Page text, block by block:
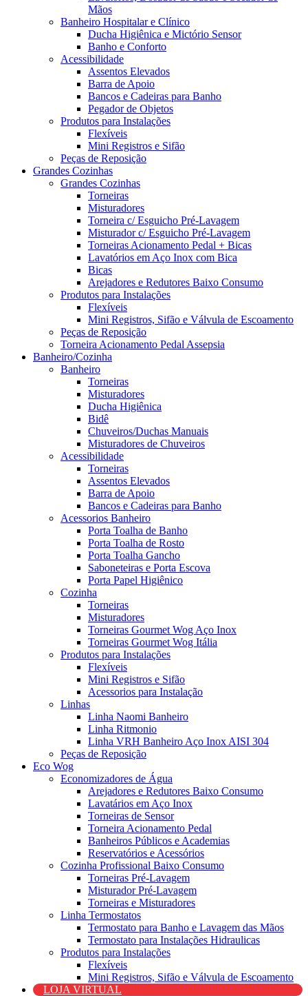
Mãos
Banheiro Hospitalar e Clínico
Ducha Higiênica e Mictório Sensor
Banho e Conforto
Acessibilidade
Assentos Elevados
Barra de Apoio
Bancos e Cadeiras para Banho
Pegador de Objetos
Produtos para Instalações
Flexíveis
Mini Registros e Sifão
Peças de Reposição
Grandes Cozinhas
Grandes Cozinhas
Torneiras
Misturadores
Torneira c/ Esguicho Pré-Lavagem
Misturador c/ Esguicho Pré-Lavagem
Torneiras Acionamento Pedal + Bicas
Lavatórios em Aço Inox com Bica
Bicas
Arejadores e Redutores Baixo Consumo
Produtos para Instalações
Flexíveis
Mini Registros, Sifão e Válvula de Escoamento
Peças de Reposição
Torneira Acionamento Pedal Assepsia
Banheiro/Cozinha
Banheiro
Torneiras
Misturadores
Ducha Higiênica
Bidê
Chuveiros/Duchas Manuais
Misturadores de Chuveiros
Acessibilidade
Torneiras
Assentos Elevados
Barra de Apoio
Bancos e Cadeiras para Banho
Acessorios Banheiro
Porta Toalha de Banho
Porta Toalha de Rosto
Porta Toalha Gancho
Saboneteiras e Porta Escova
Porta Papel Higiênico
Cozinha
Torneiras
Misturadores
Torneiras Gourmet Wog Aço Inox
Torneiras Gourmet Wog Itália
Produtos para Instalações
Flexíveis
Mini Registros e Sifão
Acessorios para Instalação
Linhas
Linha Naomi Banheiro
Linha Ritmonio
Linha VRH Banheiro Aço Inox AISI 304
Peças de Reposição
Eco Wog
Economizadores de Água
Arejadores e Redutores Baixo Consumo
Lavatários em Aço Inox
Torneiras de Sensor
Torneira Acionamento Pedal
Banheiros Públicos e Academias
Reservatórios e Acessórios
Cozinha Profissional Baixo Consumo
Torneiras Pré-Lavagem
Misturador Pré-Lavagem
Torneiras e Misturadores
Linha Termostatos
Termostato para Banho e Lavagem das Mãos
Termostato para Instalações Hidraulicas
Produtos para Instalações
Flexíveis
Mini Registros, Sifão e Válvula de Escoamento
LOJA VIRTUAL